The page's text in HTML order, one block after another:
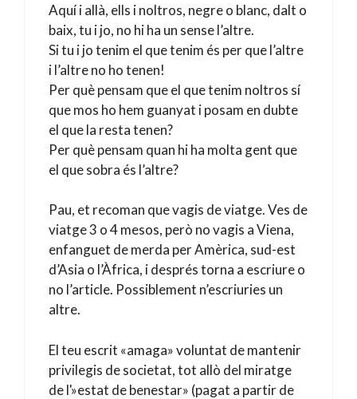
Aquí i allà, ells i noltros, negre o blanc, dalt o
baix, tu i jo, no hi ha un sense l’altre.
Si tu i jo tenim el que tenim és per que l’altre
i l’altre no ho tenen!
Per què pensam que el que tenim noltros sí
que mos ho hem guanyat i posam en dubte
el que la resta tenen?
Per què pensam quan hi ha molta gent que
el que sobra és l’altre?
Pau, et recoman que vagis de viatge. Ves de
viatge 3 o 4 mesos, però no vagis a Viena,
enfanguet de merda per Amèrica, sud-est
d’Asia o l’Àfrica, i després torna a escriure o
no l’article. Possiblement n’escriuries un
altre.
El teu escrit «amaga» voluntat de mantenir
privilegis de societat, tot allò del miratge
de l'»estat de benestar» (pagat a partir de